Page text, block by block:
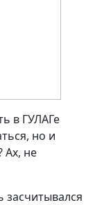
в ГУЛАГе
но и
Ах, не